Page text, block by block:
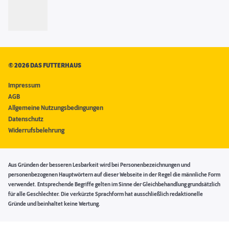
©2026 DAS FUTTERHAUS
Impressum
AGB
Allgemeine Nutzungsbedingungen
Datenschutz
Widerrufsbelehrung
Aus Gründen der besseren Lesbarkeit wird bei Personenbezeichnungen und
personenbezogenen Hauptwörtern auf dieser Webseite in der Regel die männliche Form
verwendet. Entsprechende Begriffe gelten im Sinne der Gleichbehandlung grundsätzlich
für alle Geschlechter. Die verkürzte Sprachform hat ausschließlich redaktionelle
Gründe und beinhaltet keine Wertung.